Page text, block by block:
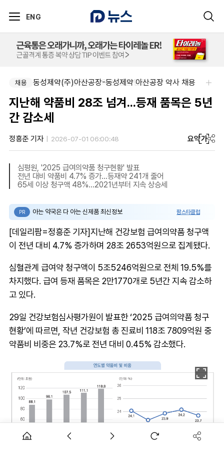
ENG
채용 팜리쿠르트-충청지역 의원 영업 팀장 채용
채용 동성제약(주)아산공장-동성제약 아산공장 약사 채용
지난해 약품비 28조 넘겨...등재 품목은 5년
간 감소세
정흥준 기자 2026-07-01 06:00:48 요약가
심평원, '2025 급여의약품 청구현황' 발표
전년 대비 약품비 4.7% 증가...등재약 241개 줄어
65세 이상 청구액 48%...2021년부터 지속 상승세
PR 아는 약국은 다 아는 신제품 최신정보 팜스타클럽
[데일리팜=정흥준 기자]지난해 건강보험 급여의약품 청구액
이 전년 대비 4.7% 증가하며 28조 2653억원으로 집계됐다.
심혈관계 급여약 청구액이 5조5246억원으로 전체 19.5%를
차지했다. 급여 등재 품목은 2만1770개로 5년간 지속 감소하
고 있다.
29일 건강보험심사평가원이 발표한 ‘2025 급여의약품 청구
현황’에 따르면, 작년 건강보험 총 진료비 118조 7809억원 중
약품비 비중은 23.7%로 전년 대비 0.45% 감소했다.